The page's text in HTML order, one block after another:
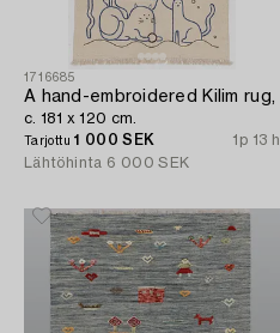
1716685
A hand-embroidered Kilim rug,
c. 181 x 120 cm.
Tarjottu1 000 SEK
1p 13 h
Lähtöhinta 6 000 SEK